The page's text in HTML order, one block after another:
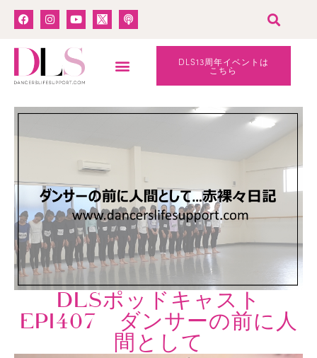
DLS13周年イベントは
こちら
DLSポッドキャスト
EPI407 ダンサーの前に人
間として